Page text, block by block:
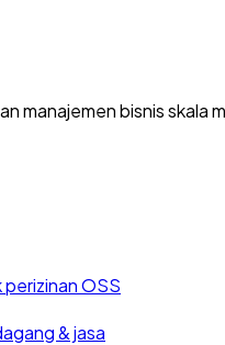
manajemen bisnis skala
OSS
& jasa